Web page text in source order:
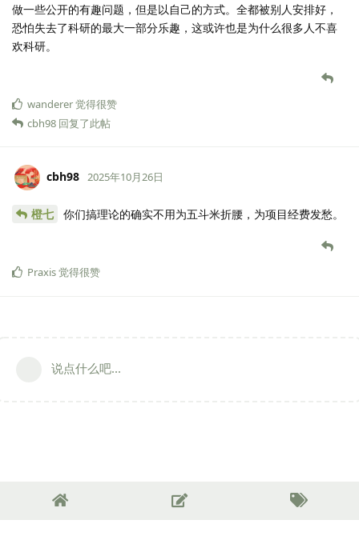
做一些公开的有趣问题，但是以自己的方式。全都被别人安排好，
恐怕失去了科研的最大一部分乐趣，这或许也是为什么很多人不喜
欢科研。
wanderer觉得很赞
cbh98 回复了此帖
cbh98 2025年10月26日
橙七 你们搞理论的确实不用为五斗米折腰，为项目经费发愁。
Praxis觉得很赞
说点什么吧...